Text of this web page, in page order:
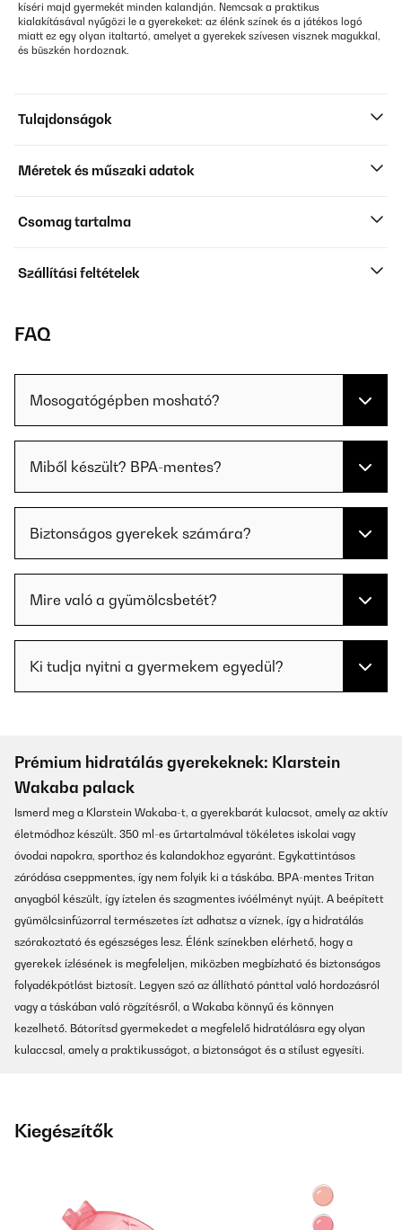
kíséri majd gyermekét minden kalandján. Nemcsak a praktikus
kialakításával nyűgözi le a gyerekeket: az élénk színek és a játékos logó
miatt ez egy olyan italtartó, amelyet a gyerekek szívesen visznek magukkal,
és büszkén hordoznak.
Tulajdonságok
Méretek és műszaki adatok
Csomag tartalma
Szállítási feltételek
FAQ
Mosogatógépben mosható?
Miből készült? BPA-mentes?
Biztonságos gyerekek számára?
Mire való a gyümölcsbetét?
Ki tudja nyitni a gyermekem egyedül?
Prémium hidratálás gyerekeknek: Klarstein
Wakaba palack
Ismerd meg a Klarstein Wakaba-t, a gyerekbarát kulacsot, amely az aktív
életmódhoz készült. 350 ml-es űrtartalmával tökéletes iskolai vagy
óvodai napokra, sporthoz és kalandokhoz egyaránt. Egykattintásos
záródása cseppmentes, így nem folyik ki a táskába. BPA-mentes Tritan
anyagból készült, így íztelen és szagmentes ivóélményt nyújt. A beépített
gyümölcsinfúzorral természetes ízt adhatsz a víznek, így a hidratálás
szórakoztató és egészséges lesz. Élénk színekben elérhető, hogy a
gyerekek ízlésének is megfeleljen, miközben megbízható és biztonságos
folyadékpótlást biztosít. Legyen szó az állítható pánttal való hordozásról
vagy a táskában való rögzítésről, a Wakaba könnyű és könnyen
kezelhető. Bátorítsd gyermekedet a megfelelő hidratálásra egy olyan
kulaccsal, amely a praktikusságot, a biztonságot és a stílust egyesíti.
Kiegészítők